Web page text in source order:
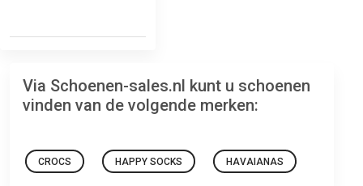
Via Schoenen-sales.nl kunt u schoenen
vinden van de volgende merken:
CROCS HAPPY SOCKS HAVAIANAS